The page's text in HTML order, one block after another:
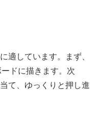
適しています。まず、
ドに描きます。次
て、ゆっくりと押し進